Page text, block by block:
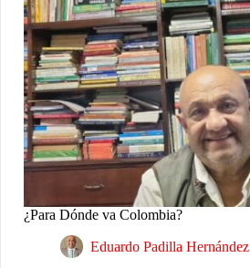
¿Para Dónde va Colombia?
Eduardo Padilla Hernández